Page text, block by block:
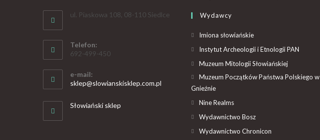
ul. Piaskowa 108, 08-110 Siedlce
Telefon:
692-499-450
e-mail:
sklep@slowianskisklep.com.pl
Słowiański sklep
Wydawcy
Imiona słowiańskie
Instytut Archeologii i Etnologii PAN
Muzeum Mitologii Słowiańskiej
Muzeum Początków Państwa Polskiego w
Gnieźnie
Nine Realms
Wydawnictwo Bosz
Wydawnictwo Chronicon